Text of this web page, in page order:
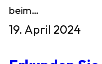
beim…
19. April 2024